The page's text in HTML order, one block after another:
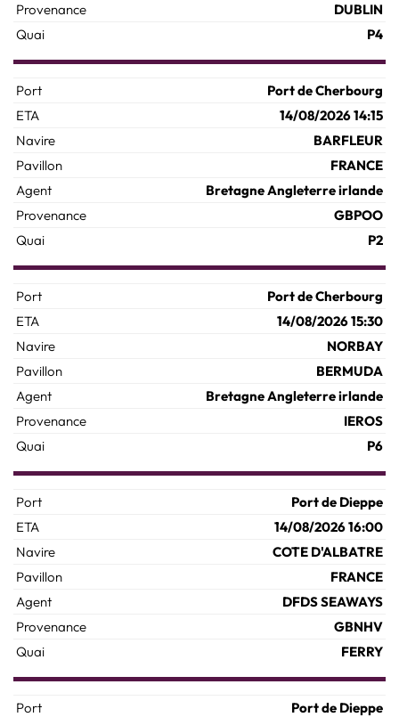
DUBLIN
P4
Port de Cherbourg
14/08/2026 14:15
BARFLEUR
FRANCE
Bretagne Angleterre irlande
GBPOO
P2
Port de Cherbourg
14/08/2026 15:30
NORBAY
BERMUDA
Bretagne Angleterre irlande
IEROS
P6
Port de Dieppe
14/08/2026 16:00
COTE D'ALBATRE
FRANCE
DFDS SEAWAYS
GBNHV
FERRY
Port de Dieppe